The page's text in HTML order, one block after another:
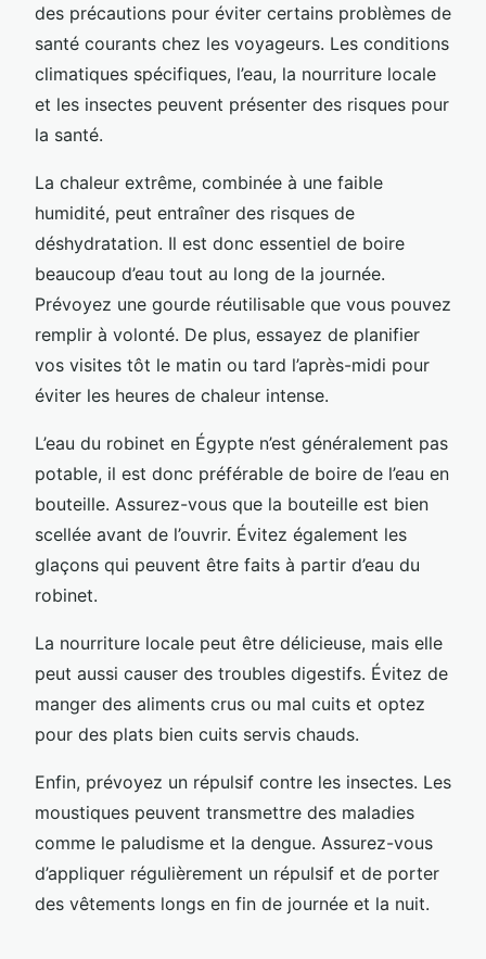
des précautions pour éviter certains problèmes de
santé courants chez les voyageurs. Les conditions
climatiques spécifiques, l’eau, la nourriture locale
et les insectes peuvent présenter des risques pour
la santé.
La chaleur extrême, combinée à une faible
humidité, peut entraîner des risques de
déshydratation. Il est donc essentiel de boire
beaucoup d’eau tout au long de la journée.
Prévoyez une gourde réutilisable que vous pouvez
remplir à volonté. De plus, essayez de planifier
vos visites tôt le matin ou tard l’après-midi pour
éviter les heures de chaleur intense.
L’eau du robinet en Égypte n’est généralement pas
potable, il est donc préférable de boire de l’eau en
bouteille. Assurez-vous que la bouteille est bien
scellée avant de l’ouvrir. Évitez également les
glaçons qui peuvent être faits à partir d’eau du
robinet.
La nourriture locale peut être délicieuse, mais elle
peut aussi causer des troubles digestifs. Évitez de
manger des aliments crus ou mal cuits et optez
pour des plats bien cuits servis chauds.
Enfin, prévoyez un répulsif contre les insectes. Les
moustiques peuvent transmettre des maladies
comme le paludisme et la dengue. Assurez-vous
d’appliquer régulièrement un répulsif et de porter
des vêtements longs en fin de journée et la nuit.